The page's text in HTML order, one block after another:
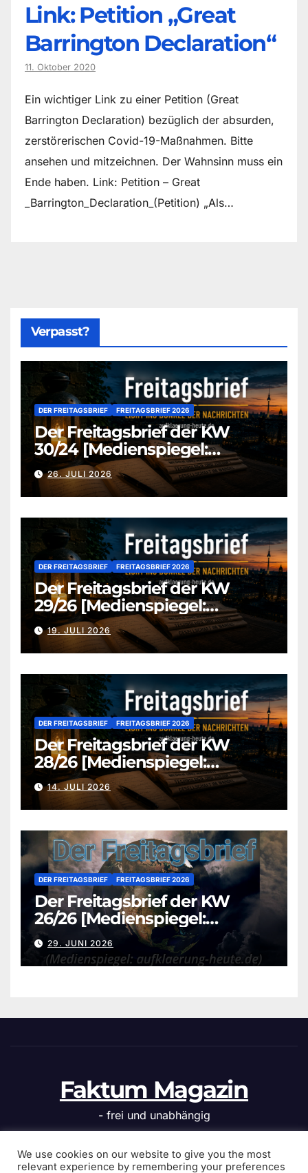
Link: Petition „Great
Barrington Declaration“
11. Oktober 2020
Ein wichtiger Link zu einer Petition (Great
Barrington Declaration) bezüglich der absurden,
zerstörerischen Covid-19-Maßnahmen. Bitte
ansehen und mitzeichnen. Der Wahnsinn muss ein
Ende haben. Link: Petition – Great
_Barrington_Declaration_(Petition) „Als…
Verpasst?
DER FREITAGSBRIEF FREITAGSBRIEF 2026
Der Freitagsbrief der KW
30/24 [Medienspiegel:
aufklaerung-heute-de]
26. JULI 2026
DER FREITAGSBRIEF FREITAGSBRIEF 2026
Der Freitagsbrief der KW
29/26 [Medienspiegel:
aufklaerung-heute.de]
19. JULI 2026
DER FREITAGSBRIEF FREITAGSBRIEF 2026
Der Freitagsbrief der KW
28/26 [Medienspiegel:
aufklaerung-heute.de]
14. JULI 2026
DER FREITAGSBRIEF FREITAGSBRIEF 2026
Der Freitagsbrief der KW
26/26 [Medienspiegel:
aufklaerung-heute.de]
29. JUNI 2026
Faktum Magazin
- frei und unabhängig
We use cookies on our website to give you the most
relevant experience by remembering your preferences